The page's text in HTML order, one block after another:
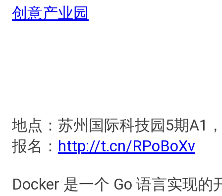
创意产业园
地点：苏州国际科技园5期A1
报名： http://t.cn/RPoBoXv
Docker 是一个 Go 语言实现